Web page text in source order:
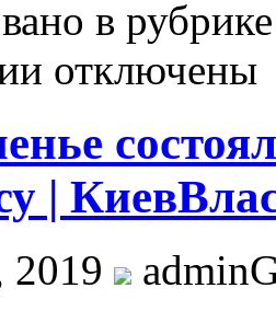
в
отключены
|